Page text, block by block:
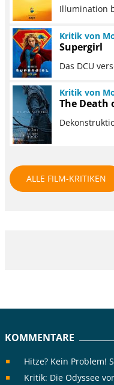
Illumination
Kritik von
Supergirl
Das DCU
Kritik von
The Death
ALLE FILM-KRITIKEN
KOMMENTARE
Hitze? Kein Problem!
Kritik: Die Odyssee